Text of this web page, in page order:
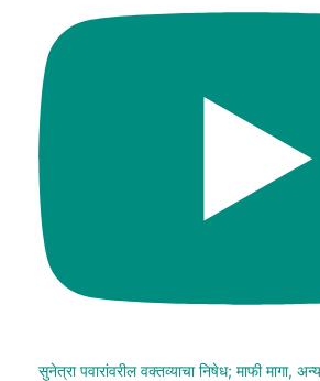
सुनेत्रा पवारांवरील वक्तव्याचा निषेध; माफी मागा,